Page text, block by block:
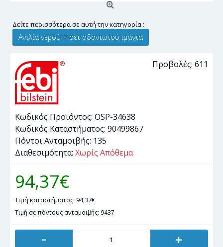
Δείτε περισσότερα σε αυτή την κατηγορία :
Αντλία νερού + σετ οδοντωτού ιμάντα
Προβολές: 611
Κωδικός Προϊόντος: OSP-34638
Κωδικός Καταστήματος: 90499867
Πόντοι Ανταμοιβής: 135
Διαθεσιμότητα: Χωρίς Απόθεμα
94,37€
Τιμή καταστήματος: 94,37€
Τιμή σε πόντους ανταμοιβής: 9437
- +